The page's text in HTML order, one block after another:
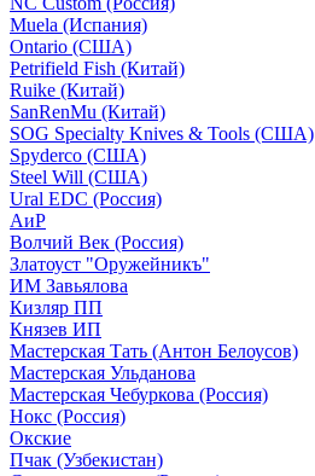
Muela (Испания)
Ontario (США)
Petrifield Fish (Китай)
Ruike (Китай)
SanRenMu (Китай)
SOG Specialty Knives & Tools (США)
Spyderco (США)
Steel Will (США)
Ural EDC (Россия)
АиР
Волчий Век (Россия)
Златоуст "Оружейникъ"
ИМ Завьялова
Кизляр ПП
Князев ИП
Мастерская Тать (Антон Белоусов)
Мастерская Ульданова
Мастерская Чебуркова (Россия)
Нокс (Россия)
Окские
Пчак (Узбекистан)